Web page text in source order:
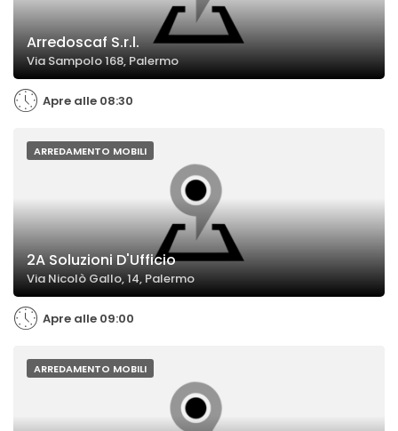
Arredoscaf S.r.l.
Via Sampolo 168, Palermo
Apre alle 08:30
ARREDAMENTO MOBILI
2A Soluzioni D'Ufficio
Via Nicolò Gallo, 14, Palermo
Apre alle 09:00
ARREDAMENTO MOBILI